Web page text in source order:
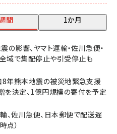
間 1か月
の影響、ヤマト運輸・佐川急便・
域で集配停止や引受停止も
8年熊本地震の被災地緊急支援
を決定、1億円規模の寄付を予定
、佐川急便、日本郵便で配送遅
点）